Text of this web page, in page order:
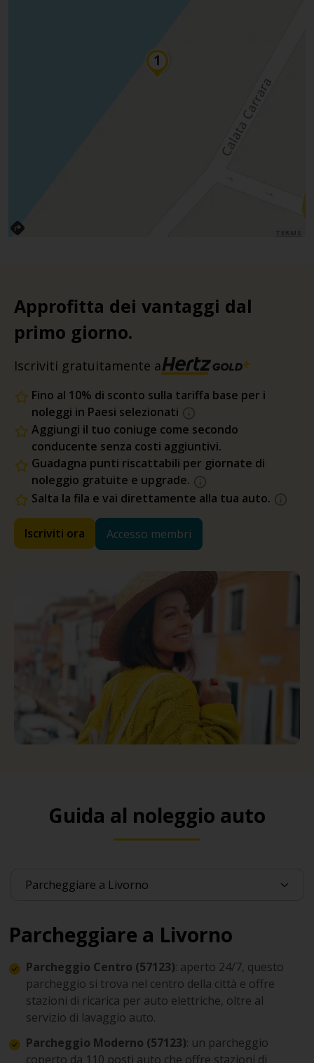
Approfitta dei vantaggi dal
primo giorno.
Iscriviti gratuitamente a
Fino al 10% di sconto sulla tariffa base per i
noleggi in Paesi selezionati
Aggiungi il tuo coniuge come secondo
conducente senza costi aggiuntivi.
Guadagna punti riscattabili per giornate di
noleggio gratuite e upgrade.
Salta la fila e vai direttamente alla tua auto.
Iscriviti ora Accesso membri
Guida al noleggio auto
Parcheggiare a Livorno
Parcheggio Centro (57123): aperto 24/7, questo
parcheggio si trova nel centro della città e offre
stazioni di ricarica per auto elettriche, oltre al
servizio di lavaggio auto.
Parcheggio Moderno (57123): un parcheggio
coperto da 110 posti auto che offre stazioni di